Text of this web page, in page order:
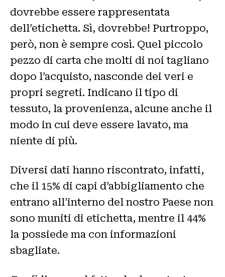
dovrebbe essere rappresentata
dell’etichetta. Sì, dovrebbe! Purtroppo,
però, non è sempre così. Quel piccolo
pezzo di carta che molti di noi tagliano
dopo l’acquisto, nasconde dei veri e
propri segreti. Indicano il tipo di
tessuto, la provenienza, alcune anche il
modo in cui deve essere lavato, ma
niente di più.
Diversi dati hanno riscontrato, infatti,
che il 15% di capi d’abbigliamento che
entrano all’interno del nostro Paese non
sono muniti di etichetta, mentre il 44%
la possiede ma con informazioni
sbagliate.